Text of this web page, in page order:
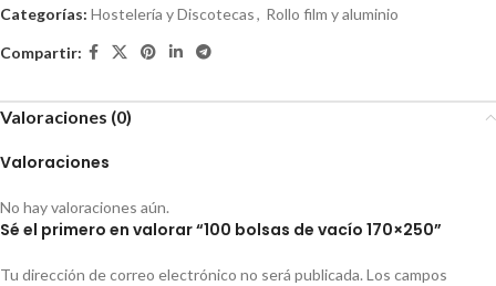
Categorías: Hostelería y Discotecas, Rollo film y aluminio
Compartir:
Valoraciones (0)
Valoraciones
No hay valoraciones aún.
Sé el primero en valorar “100 bolsas de vacío 170×250”
Tu dirección de correo electrónico no será publicada. Los campos